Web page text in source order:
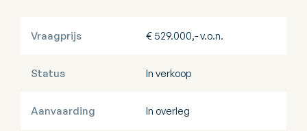
Vraagprijs € 529.000,- v.o.n.
Status In verkoop
Aanvaarding In overleg